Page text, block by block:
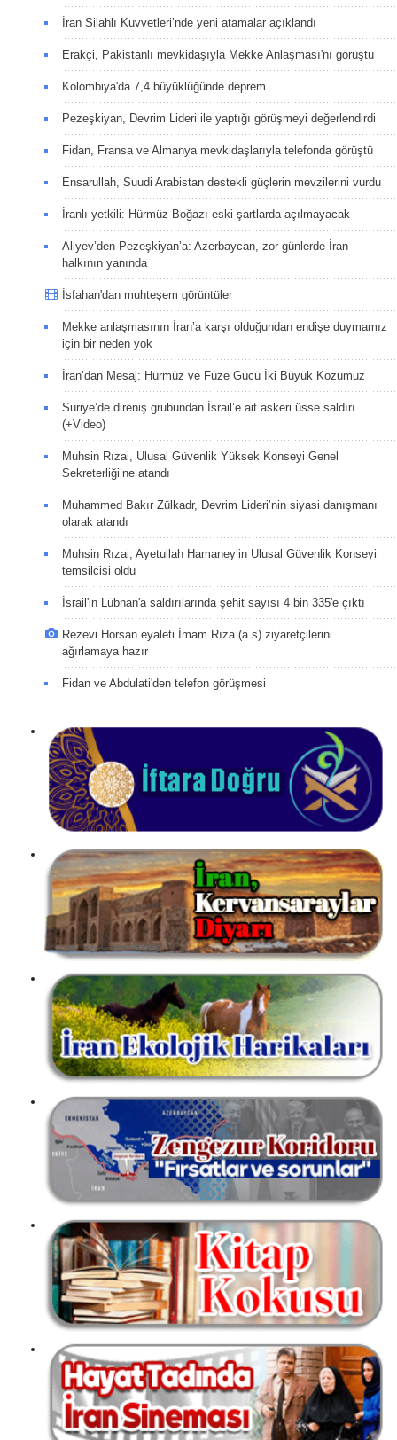
İran Silahlı Kuvvetleri’nde yeni atamalar açıklandı
Erakçi, Pakistanlı mevkidaşıyla Mekke Anlaşması'nı görüştü
Kolombiya'da 7,4 büyüklüğünde deprem
Pezeşkiyan, Devrim Lideri ile yaptığı görüşmeyi değerlendirdi
Fidan, Fransa ve Almanya mevkidaşlarıyla telefonda görüştü
Ensarullah, Suudi Arabistan destekli güçlerin mevzilerini vurdu
İranlı yetkili: Hürmüz Boğazı eski şartlarda açılmayacak
Aliyev’den Pezeşkiyan’a: Azerbaycan, zor günlerde İran
halkının yanında
İsfahan'dan muhteşem görüntüler
Mekke anlaşmasının İran’a karşı olduğundan endişe duymamız
için bir neden yok
İran’dan Mesaj: Hürmüz ve Füze Gücü İki Büyük Kozumuz
Suriye’de direniş grubundan İsrail’e ait askeri üsse saldırı
(+Video)
Muhsin Rızai, Ulusal Güvenlik Yüksek Konseyi Genel
Sekreterliği’ne atandı
Muhammed Bakır Zülkadr, Devrim Lideri’nin siyasi danışmanı
olarak atandı
Muhsin Rızai, Ayetullah Hamaney’in Ulusal Güvenlik Konseyi
temsilcisi oldu
İsrail'in Lübnan'a saldırılarında şehit sayısı 4 bin 335'e çıktı
Rezevi Horsan eyaleti İmam Rıza (a.s) ziyaretçilerini
ağırlamaya hazır
Fidan ve Abdulati'den telefon görüşmesi